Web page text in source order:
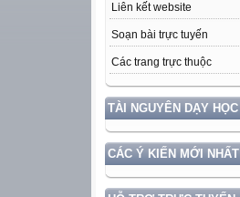
Liên kết website
Soạn bài trực tuyến
Các trang trực thuộc
TÀI NGUYÊN DẠY HỌC
CÁC Ý KIẾN MỚI NHẤT